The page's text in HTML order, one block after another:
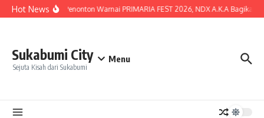
Lewati ke konten
Hot NewsLautan Penonton Warnai PRIMARIA FEST 2026, NDX A.K.A Bagikan
Sukabumi City
Sejuta Kisah dari Sukabumi
Menu